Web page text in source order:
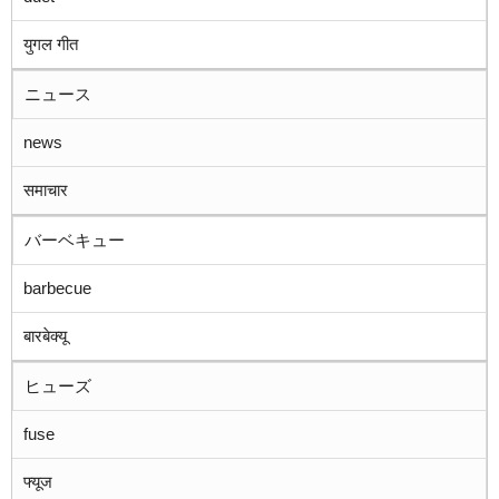
युगल गीत
ニュース
news
समाचार
バーベキュー
barbecue
बारबेक्यू
ヒューズ
fuse
फ्यूज